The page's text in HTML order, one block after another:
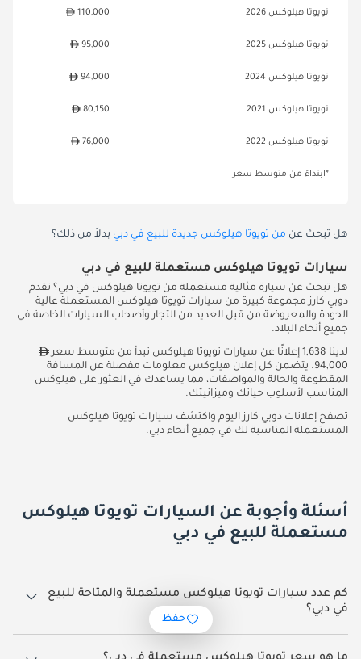
تويوتا هيلوكس 2026 110,000
تويوتا هيلوكس 2025 95,000
تويوتا هيلوكس 2024 94,000
تويوتا هيلوكس 2021 80,150
تويوتا هيلوكس 2022 76,000
*ابتداءً من متوسط سعر
هل تبحث عن من تويوتا هيلوكس جديدة للبيع في دبي بدلاً من ذلك؟
سيارات تويوتا هيلوكس مستعملة للبيع في دبي
هل تبحث عن سيارة مثالية مستعملة من تويوتا هيلوكس في دبي؟ تقدم
دوبي كارز مجموعة كبيرة من سيارات تويوتا هيلوكس المستعملة عالية
الجودة والمعروضة من قبل العديد من التجار وأصحاب السيارات الخاصة في
جميع أنحاء البلاد.
لدينا 1,638 إعلانًا عن سيارات تويوتا هيلوكس تبدأ من متوسط سعر
94,000. يتضمن كل إعلان هيلوكس معلومات مفصلة عن المسافة
المقطوعة والحالة والمواصفات، مما يساعدك في العثور على هيلوكس
المناسب لأسلوب حياتك وميزانيتك.
تصفح إعلانات دوبي كارز اليوم واكتشف سيارات تويوتا هيلوكس
المستعملة المناسبة لك في جميع أنحاء دبي.
أسئلة وأجوبة عن السيارات تويوتا هيلوكس
مستعملة للبيع في دبي
كم عدد سيارات تويوتا هيلوكس مستعملة والمتاحة للبيع
في دبي؟
1,638 سيارة تويوتا هيلوكس مستعملة متوفرة للبيع في دبي.
حفظ